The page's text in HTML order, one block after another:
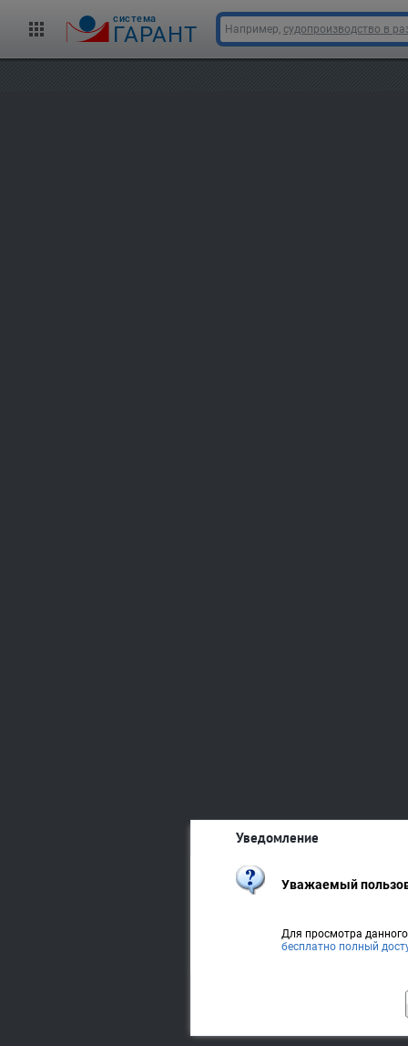
cистема
ГАРАНТ Например, судопроизводство в
Уведомление
Уважаемый
Для просмотра
бесплатно полный